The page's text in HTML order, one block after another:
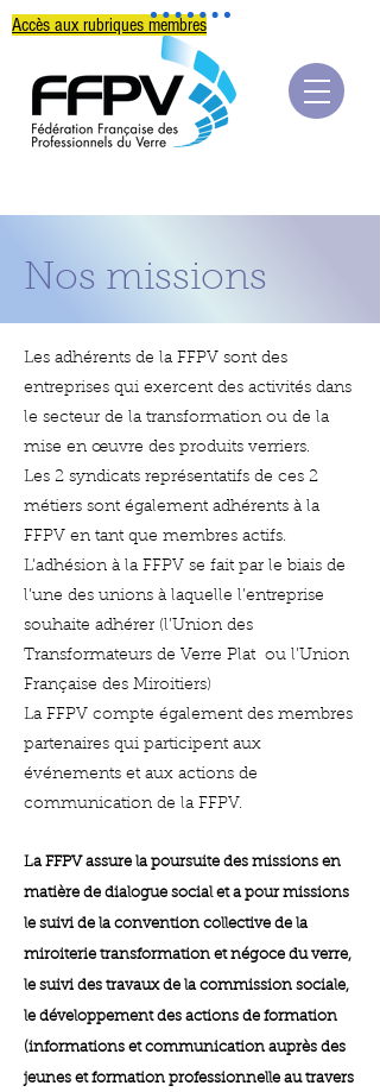
Accès aux rubriques membres
Nos missions
Les adhérents de la FFPV sont des
entreprises qui exercent des activités dans
le secteur de la transformation ou de la
mise en œuvre des produits verriers.
Les 2 syndicats représentatifs de ces 2
métiers sont également adhérents à la
FFPV en tant que membres actifs.
L’adhésion à la FFPV se fait par le biais de
l’une des unions à laquelle l’entreprise
souhaite adhérer (l’Union des
Transformateurs de Verre Plat ou l’Union
Française des Miroitiers)
La FFPV compte également des membres
partenaires qui participent aux
événements et aux actions de
communication de la FFPV.
La FFPV assure la poursuite des missions en
matière de dialogue social et a pour missions
le suivi de la convention collective de la
miroiterie transformation et négoce du verre,
le suivi des travaux de la commission sociale,
le développement des actions de formation
(informations et communication auprès des
jeunes et formation professionnelle au travers